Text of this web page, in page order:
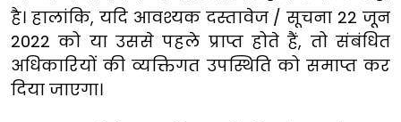
है। हालांकि, यदि आवश्यक दस्तावेज / सूचना 22 जून
2022 को या उससे पहले प्राप्त होते हैं, तो संबंधित
अधिकारियों की व्यक्तिगत उपस्थिति को समाप्त कर
दिया जाएगा।